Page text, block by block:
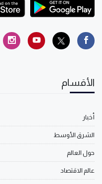
الأقسام
أخبار
الشرق الأوسط
حول العالم
عالم الاقتصاد